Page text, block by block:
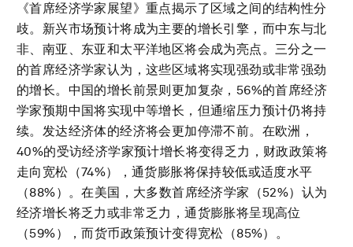
《首席经济学家展望》重点揭示了区域之间的结构性分
歧。新兴市场预计将成为主要的增长引擎，而中东与北
非、南亚、东亚和太平洋地区将会成为亮点。三分之一
的首席经济学家认为，这些区域将实现强劲或非常强劲
的增长。中国的增长前景则更加复杂，56%的首席经济
学家预期中国将实现中等增长，但通缩压力预计仍将持
续。发达经济体的经济将会更加停滞不前。在欧洲，
40%的受访经济学家预计增长将变得乏力，财政政策将
走向宽松（74%），通货膨胀将保持较低或适度水平
（88%）。在美国，大多数首席经济学家（52%）认为
经济增长将乏力或非常乏力，通货膨胀将呈现高位
（59%），而货币政策预计变得宽松（85%）。